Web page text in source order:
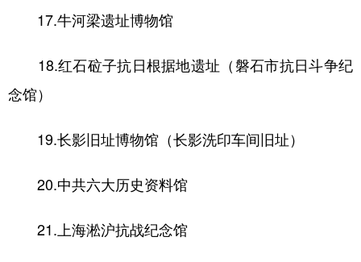
17.牛河梁遗址博物馆
18.红石砬子抗日根据地遗址（磐石市抗日斗争纪
念馆）
19.长影旧址博物馆（长影洗印车间旧址）
20.中共六大历史资料馆
21.上海淞沪抗战纪念馆